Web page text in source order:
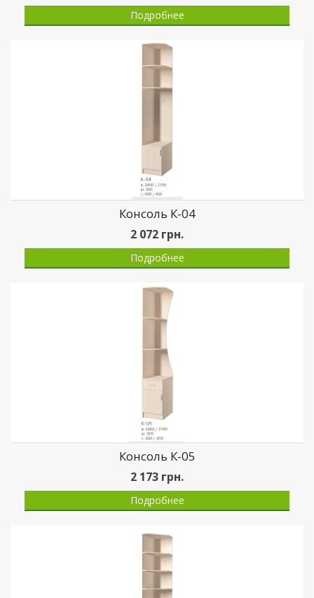
Подробнее
Консоль К-04
2 072 грн.
Подробнее
Консоль К-05
2 173 грн.
Подробнее